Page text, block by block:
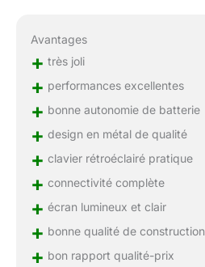
Avantages
+ très joli
+ performances excellentes
+ bonne autonomie de batterie
+ design en métal de qualité
+ clavier rétroéclairé pratique
+ connectivité complète
+ écran lumineux et clair
+ bonne qualité de construction
+ bon rapport qualité-prix